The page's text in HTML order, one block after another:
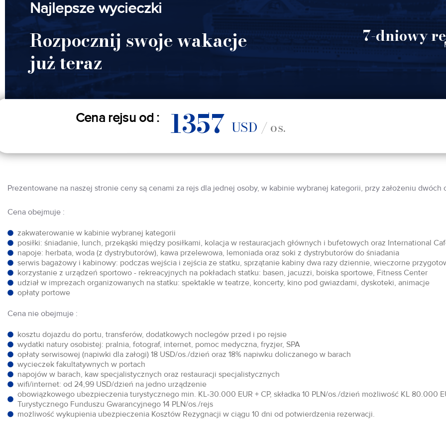
Najlepsze wycieczki
Rozpocznij swoje wakacje
już teraz
7-dniowy
Cena rejsu od : 1357 USD / os.
Prezentowane na naszej stronie ceny są cenami za rejs dla jednej osoby, w kabinie wybranej kategorii, przy założeniu
Cena obejmuje :
zakwaterowanie w kabinie wybranej kategorii
posiłki: śniadanie, lunch, przekąski między posiłkami, kolacja w restauracjach głównych i bufetowych oraz International
napoje: herbata, woda (z dystrybutorów), kawa przelewowa, lemoniada oraz soki z dystrybutorów do śniadania
serwis bagażowy i kabinowy: podczas wejścia i zejścia ze statku, sprzątanie kabiny dwa razy dziennie, wieczorne
korzystanie z urządzeń sportowo - rekreacyjnych na pokładach statku: basen, jacuzzi, boiska sportowe, Fitness Center
udział w imprezach organizowanych na statku: spektakle w teatrze, koncerty, kino pod gwiazdami, dyskoteki, animacje
opłaty portowe
Cena nie obejmuje :
kosztu dojazdu do portu, transferów, dodatkowych noclegów przed i po rejsie
wydatki natury osobistej: pralnia, fotograf, internet, pomoc medyczna, fryzjer, SPA
opłaty serwisowej (napiwki dla załogi) 18 USD/os./dzień oraz 18% napiwku doliczanego w barach
wycieczek fakultatywnych w portach
napojów w barach, kaw specjalistycznych oraz restauracji specjalistycznych
wifi/internet: od 24,99 USD/dzień na jedno urządzenie
obowiązkowego ubezpieczenia turystycznego min. KL-30.000 EUR + CP, składka 10 PLN/os./dzień możliwość KL 80.000
Turystycznego Funduszu Gwarancyjnego 14 PLN/os./rejs
możliwość wykupienia ubezpieczenia Kosztów Rezygnacji w ciągu 10 dni od potwierdzenia rezerwacji.